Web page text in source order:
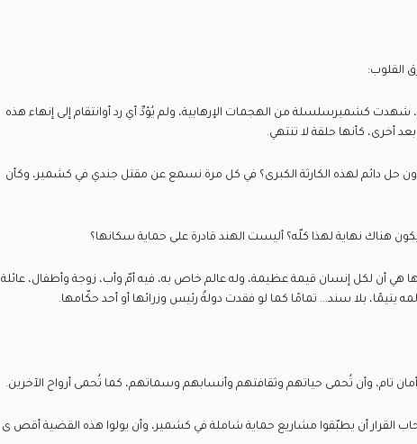
القلوب:
2019 وحتى اليوم، شهدت كشميرسلسلة من الهجمات الإرهابية، ولم يُؤدِّ أي رد أوانتقام إلى إنهاء هذه
أخرى، كأنها حلقة لا تنتهي.
حل دائم لهذه الكارثة الكبرى؟ في كل مرة نسمع عن مقتل جندي في كشمير، وكأن
هناك نهاية لهذا كلّه؟ أليست الهند قادرة على حماية سكانها؟
هي أن لكل إنسان قيمة عظيمة، وله عالم خاص به، فيه أمّ وأب، زوجة وأطفال، عائلة
يتيمًا، بلا سند... تمامًا كما لو فقدت دولةٌ رئيس وزرائها أو أحد حكّامها.
تام، وأن تُحمى حياتهم وثقافتهم وأنسابهم وسماتهم، كما تُحمى أرواح الآخرين.
القرار أن يطبّقوا مشاريع حماية شاملة في كشمير، وأن يولوا هذه القضية أقص ى